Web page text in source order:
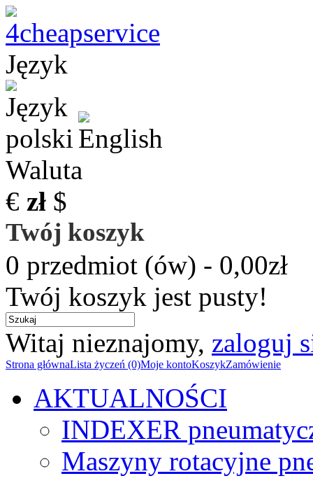
Język
Waluta
€ zł $
Twój koszyk
0 przedmiot (ów) - 0,00zł
Twój koszyk jest pusty!
Witaj nieznajomy, zaloguj
Strona głównaLista życzeń (0)Moje kontoKoszykZamówienie
AKTUALNOŚCI
INDEXER
Maszyny rotacyjne